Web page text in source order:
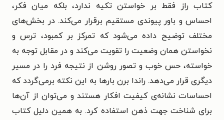
کتاب راز فقط بر خواستن تکیه ندارد، بلکه میان فکر،
احساس و باور پیوندی مستقیم برقرار می‌کند. در بخش‌های
مختلف توضیح داده می‌شود که تمرکز بر کمبود، ترس و
نخواستن همان وضعیت را تقویت می‌کند و در مقابل توجه به
خواسته، حس خوب و تصور روشن از نتیجه فرد را در مسیر
دیگری قرار می‌دهد. راندا برن بارها به این نکته برمی‌گردد که
احساسات نشانه‌ی کیفیت افکار هستند و می‌توان از آن‌ها
برای شناخت جهت ذهن استفاده کرد. به همین دلیل کتاب